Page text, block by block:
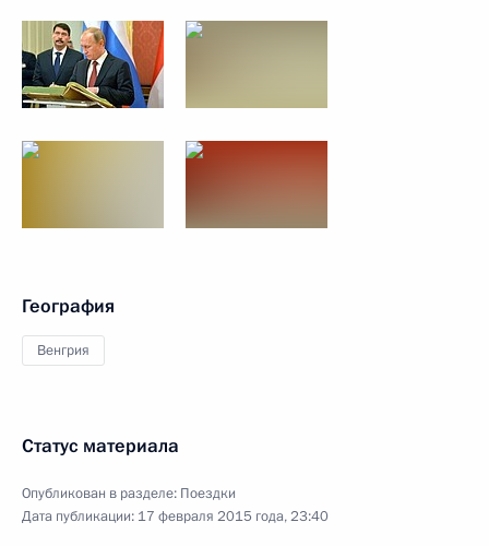
География
Венгрия
Статус материала
Опубликован в разделе: Поездки
Дата публикации: 17 февраля 2015 года, 23:40